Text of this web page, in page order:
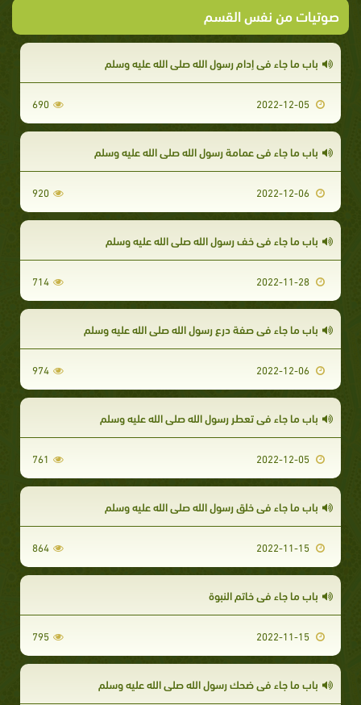
صوتيات من نفس القسم
باب ما جاء في إدام رسول الله صلى الله عليه وسلم
690
باب ما جاء في عمامة رسول الله صلى الله عليه وسلم
920
باب ما جاء في خف رسول الله صلى الله عليه وسلم
714
باب ما جاء في صفة درع رسول الله صلى الله عليه وسلم
974
باب ما جاء في تعطر رسول الله صلى الله عليه وسلم
761
باب ما جاء في خلق رسول الله صلى الله عليه وسلم
864
باب ما جاء في خاتم النبوة
795
باب ما جاء في ضحك رسول الله صلى الله عليه وسلم